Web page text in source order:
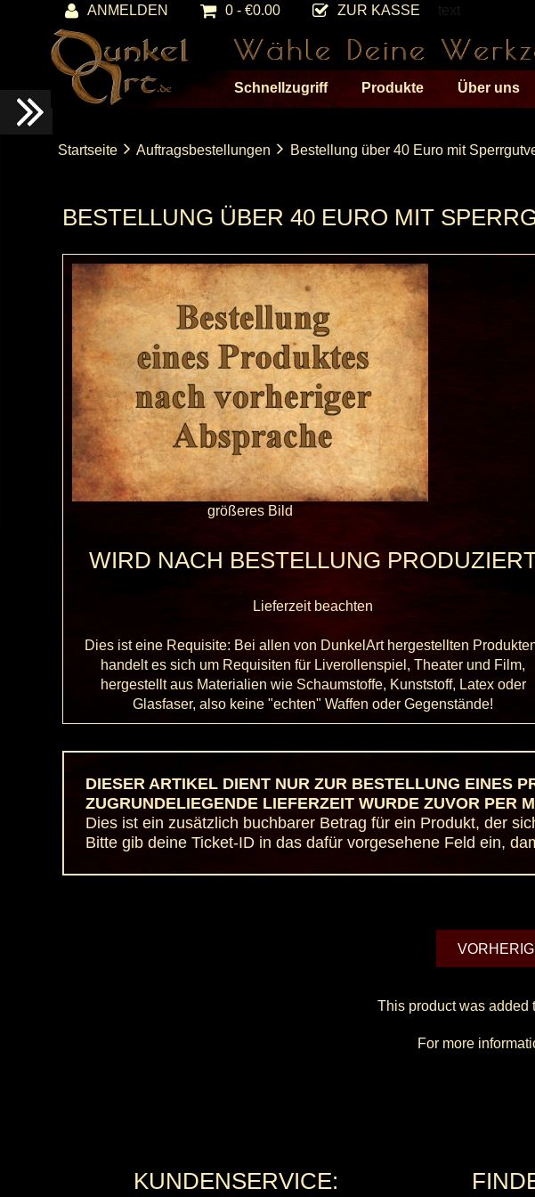
ANMELDEN 0 - €0.00 ZUR KASSE
Schnellzugriff Produkte Über uns
Startseite Auftragsbestellungen Bestellung über 40 Euro mit
BESTELLUNG ÜBER 40 EURO MIT
größeres Bild
WIRD NACH BESTELLUNG
Lieferzeit beachten
Dies ist eine Requisite: Bei allen von DunkelArt hergestellten
handelt es sich um Requisiten für Liverollenspiel, Theater und Film,
hergestellt aus Materialien wie Schaumstoffe, Kunststoff, Latex oder
Glasfaser, also keine "echten" Waffen oder Gegenstände!
DIESER ARTIKEL DIENT NUR ZUR BESTELLUNG EINES
ZUGRUNDELIEGENDE LIEFERZEIT WURDE ZUVOR PER
Dies ist ein zusätzlich buchbarer Betrag für ein Produkt, der
Bitte gib deine Ticket-ID in das dafür vorgesehene Feld ein,
This product was added
For more
KUNDENSERVICE: